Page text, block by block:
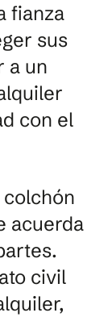
fianza
sus
a un
con el
colchón
acuerda
civil